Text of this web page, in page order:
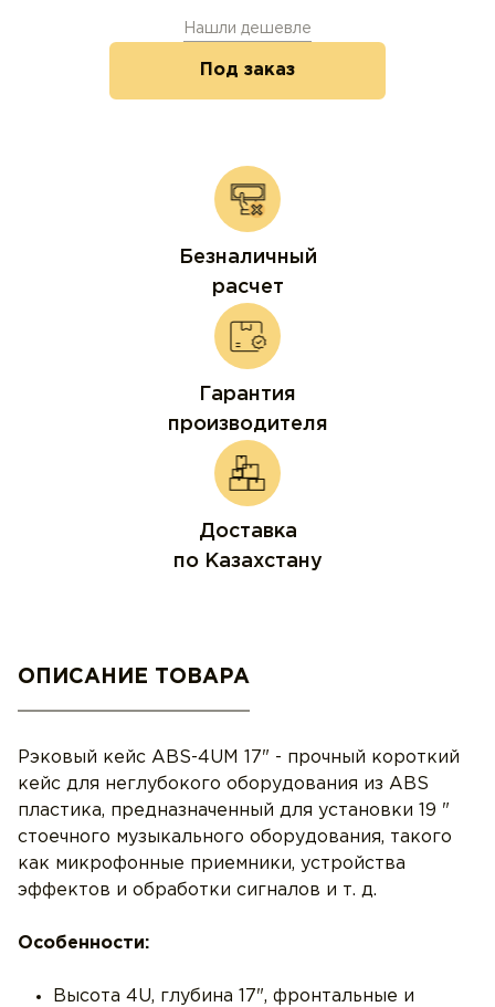
Нашли дешевле
Под заказ
Безналичный
расчет
Гарантия
производителя
Доставка
по Казахстану
ОПИСАНИЕ ТОВАРА
Рэковый кейс ABS-4UM 17" - прочный короткий
кейс для неглубокого оборудования из ABS
пластика, предназначенный для установки 19 "
стоечного музыкального оборудования, такого
как микрофонные приемники, устройства
эффектов и обработки сигналов и т. д.
Особенности:
Высота 4U, глубина 17", фронтальные и